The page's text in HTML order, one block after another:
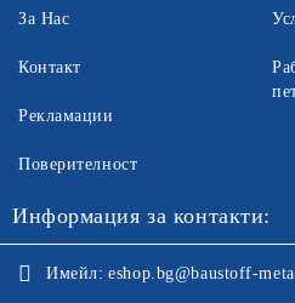
За Нас
Контакт
Рекламации
Поверителност
Информация за контакти:
Имейл: eshop.bg@baustoff-